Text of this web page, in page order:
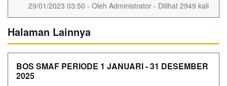
29/01/2023 03:50 - Oleh Administrator - Dilihat 2949 kali
Halaman Lainnya
BOS SMAF PERIODE 1 JANUARI - 31 DESEMBER
2025